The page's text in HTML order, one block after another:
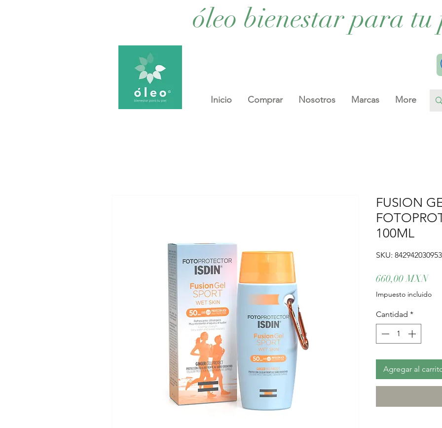
óleo bienestar para tu
Inicio Comprar Nosotros Marcas More
FUSION
100ML
SKU:
660,00 MXN
Impuesto incluido
Cantidad *
Agregar al